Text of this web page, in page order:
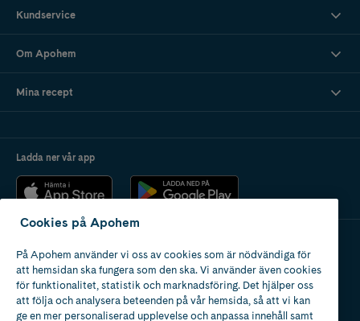
Kundservice
Om Apohem
Mina recept
Ladda ner vår app
Apotek med tillstånd
av Läkemedelsverket
Cookies på Apohem
På Apohem använder vi oss av cookies som är nödvändiga för
att hemsidan ska fungera som den ska. Vi använder även cookies
för funktionalitet, statistik och marknadsföring. Det hjälper oss
att följa och analysera beteenden på vår hemsida, så att vi kan
ge en mer personaliserad upplevelse och anpassa innehåll samt